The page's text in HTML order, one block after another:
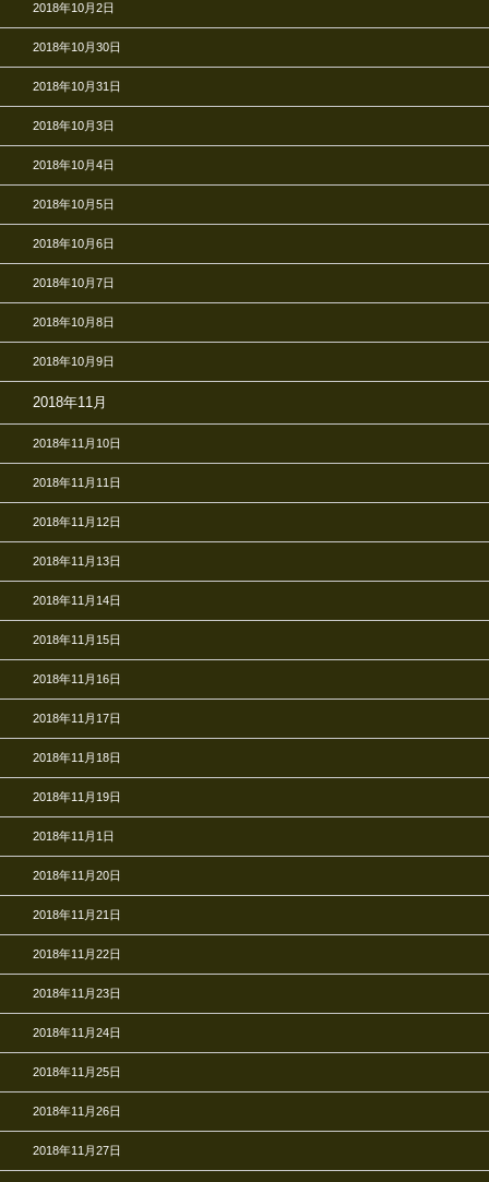
2018年10月2日
2018年10月30日
2018年10月31日
2018年10月3日
2018年10月4日
2018年10月5日
2018年10月6日
2018年10月7日
2018年10月8日
2018年10月9日
2018年11月
2018年11月10日
2018年11月11日
2018年11月12日
2018年11月13日
2018年11月14日
2018年11月15日
2018年11月16日
2018年11月17日
2018年11月18日
2018年11月19日
2018年11月1日
2018年11月20日
2018年11月21日
2018年11月22日
2018年11月23日
2018年11月24日
2018年11月25日
2018年11月26日
2018年11月27日